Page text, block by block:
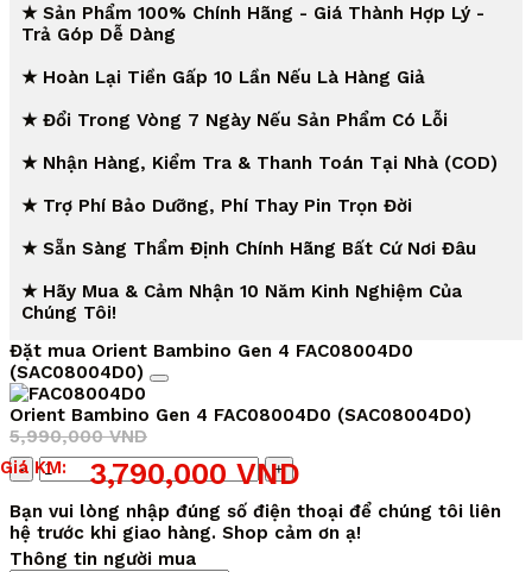
★ Sản Phẩm 100% Chính Hãng - Giá Thành Hợp Lý -
Trả Góp Dễ Dàng
★ Hoàn Lại Tiền Gấp 10 Lần Nếu Là Hàng Giả
★ Đổi Trong Vòng 7 Ngày Nếu Sản Phẩm Có Lỗi
★ Nhận Hàng, Kiểm Tra & Thanh Toán Tại Nhà (COD)
★ Trợ Phí Bảo Dưỡng, Phí Thay Pin Trọn Đời
★ Sẵn Sàng Thẩm Định Chính Hãng Bất Cứ Nơi Đâu
★ Hãy Mua & Cảm Nhận 10 Năm Kinh Nghiệm Của
Chúng Tôi!
Đặt mua Orient Bambino Gen 4 FAC08004D0
(SAC08004D0)
Orient Bambino Gen 4 FAC08004D0 (SAC08004D0)
5,990,000VND
Giá
gốc
là:
5,990,000 VND.
3,790,000VND
Giá
hiện
tại
là:
3,790,000 VND.
Giá KM:
Số
lượng
Bạn vui lòng nhập đúng số điện thoại để chúng tôi liên
hệ trước khi giao hàng. Shop cảm ơn ạ!
Thông tin người mua